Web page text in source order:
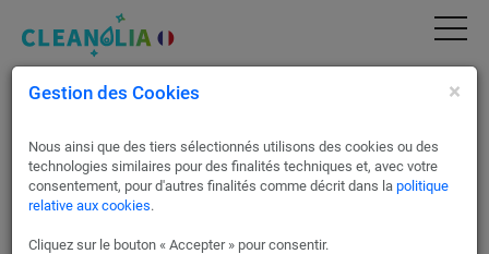
Votre avis nous intéresse
Madame Monsieur
Prénom *
Gestion des Cookies ×
Nous ainsi que des tiers sélectionnés utilisons des cookies ou des
technologies similaires pour des finalités techniques et, avec votre
consentement, pour d'autres finalités comme décrit dans la politique
relative aux cookies.
Cliquez sur le bouton « Accepter » pour consentir.